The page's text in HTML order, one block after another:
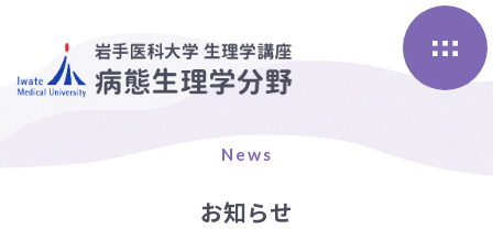
News
お知らせ